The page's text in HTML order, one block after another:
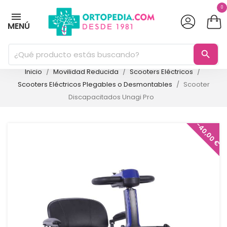
MENÚ
0
search
Inicio Movilidad Reducida
Scooters Eléctricos
Scooters Eléctricos Plegables o Desmontables
Scooter
Discapacitados Unagi Pro
-40,00 €